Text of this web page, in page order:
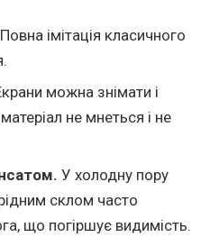
Повна імітація класичного
можна знімати і
не мнеться і не
У холодну пору
склом часто
що погіршує видимість.